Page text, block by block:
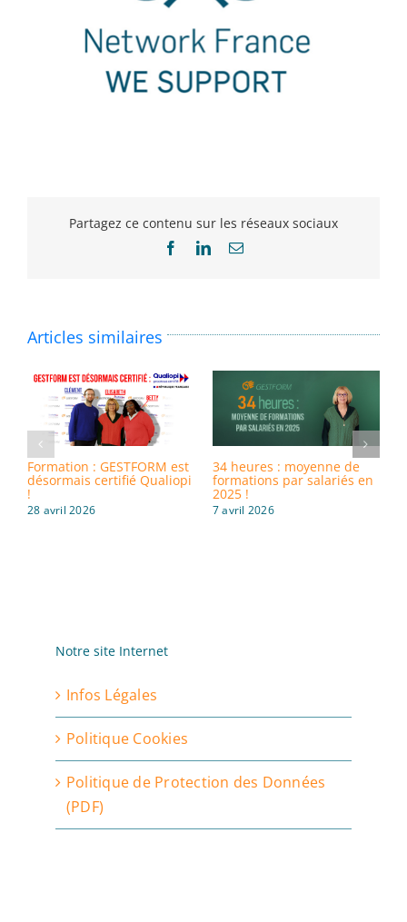
Partagez ce contenu sur les réseaux sociaux
FacebookLinkedInEmail
Articles similaires
Formation : GESTFORM est
désormais certifié Qualiopi
!
28 avril 2026
34 heures : moyenne de
formations par salariés en
2025 !
7 avril 2026
Notre site Internet
Infos Légales
Politique Cookies
Politique de Protection des Données
(PDF)